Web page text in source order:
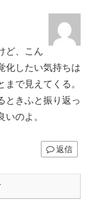
ど、こん
化したい気持ちは
で見えてくる。
ときふと振り返っ
のよ。
返信